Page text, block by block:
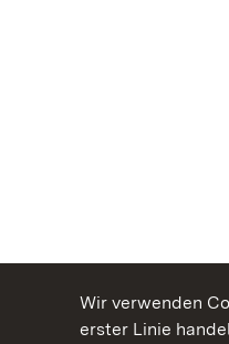
Wir verwenden
erster Linie